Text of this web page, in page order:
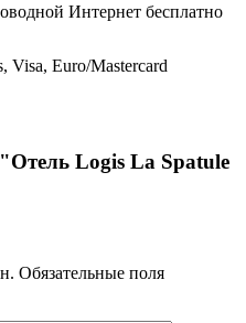
Интернет бесплатно
Visa, Euro/Mastercard
Logis La Spatule
Обязательные поля